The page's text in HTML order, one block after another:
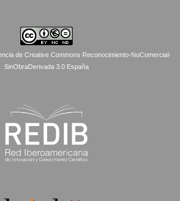
de Creative Commons Reconocimiento-NoComercial-
SinObraDerivada 3.0 España